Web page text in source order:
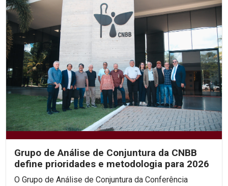
Grupo de Análise de Conjuntura da CNBB
define prioridades e metodologia para 2026
O Grupo de Análise de Conjuntura da Conferência